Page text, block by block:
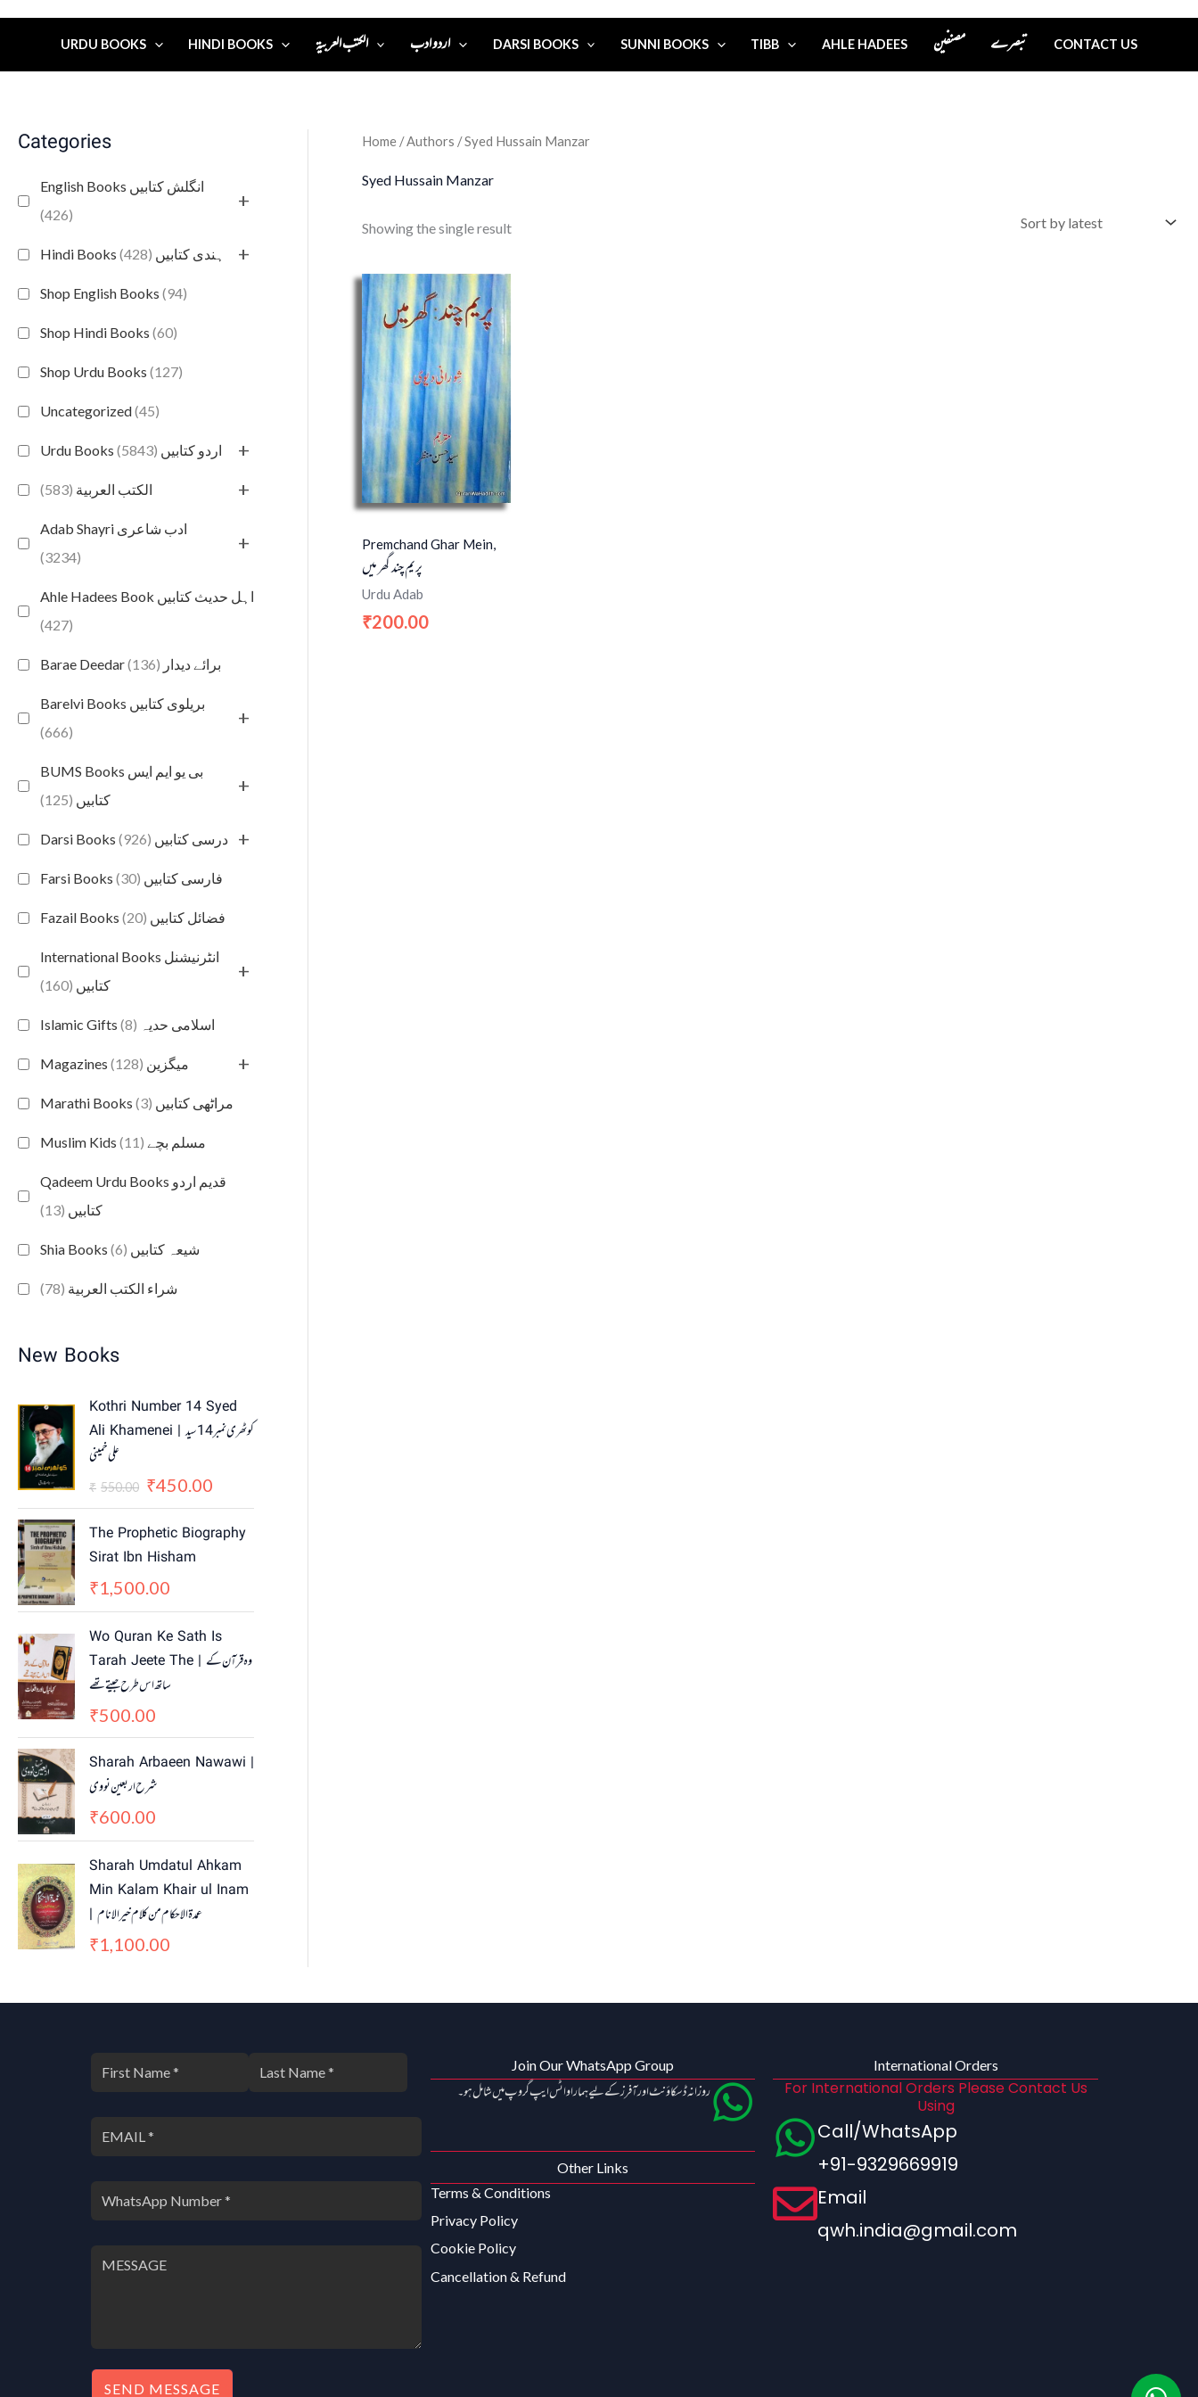
URDU BOOKS HINDI BOOKS الكتب العربية اردو ادب DARSI BOOKS SUNNI BOOKS TIBB AHLE HADEES مصنفین تبصرے CONTACT US
Categories
English Books انگلش کتابیں
(426)
+
Hindi Books ہندی کتابیں (428) +
Shop English Books (94)
Shop Hindi Books (60)
Shop Urdu Books (127)
Uncategorized(45)
Urdu Books اردو کتابیں (5843) +
الكتب العربية (583) +
Adab Shayri ادب شاعری
(3234)
+
Ahle Hadees Book اہل حدیث کتابیں
(427)
Barae Deedar برائے دیدار (136)
Barelvi Books بریلوی کتابیں
(666)
+
BUMS Books بی یو ایم ایس
کتابیں (125)
+
Darsi Books درسی کتابیں (926) +
Farsi Books فارسی کتابیں (30)
Fazail Books فضائل کتابیں (20)
International Books انٹرنیشنل
کتابیں (160)
+
Islamic Gifts اسلامی حدیہ (8)
Magazines میگزین (128) +
Marathi Books مراٹھی کتابیں (3)
Muslim Kids مسلم بچے (11)
Qadeem Urdu Books قدیم اردو
کتابیں (13)
Shia Books شیعہ کتابیں (6)
شراء الكتب العربية (78)
New Books
Kothri Number 14 Syed
Ali Khamenei | کوٹھری نمبر 14 سید
علی خمینی
₹ 550.00
i
i
a
p
r
i
c
a
s
:
₹
5
0
.
0
0
.
₹450.00
u
r
c
e
i
4
5
0
.
The Prophetic Biography
Sirat Ibn Hisham
₹1,500.00
Wo Quran Ke Sath Is
Tarah Jeete The | وہ قرآن کے
ساتھ اس طرح جیتے تھے
₹500.00
Sharah Arbaeen Nawawi |
شرح اربعین نووی
₹600.00
Sharah Umdatul Ahkam
Min Kalam Khair ul Inam
| عمدۃ الاحکام من کلام خیر الانام
₹1,100.00
Home / Authors / Syed Hussain Manzar
Syed Hussain Manzar
Showing the single result
Premchand Ghar Mein,
پریم چند گھر میں
Urdu Adab
₹200.00
SEND MESSAGE
Join Our WhatsApp Group
روزانہ ڈسکاؤنٹ اور آفرز کے لیے ہمارا واٹس ایپ گروپ میں شامل ہو۔
Other Links
Terms & Conditions
Privacy Policy
Cookie Policy
Cancellation & Refund
International Orders
For International Orders Please Contact Us
Using
Call/WhatsApp
+91-9329669919
Email
qwh.india@gmail.com